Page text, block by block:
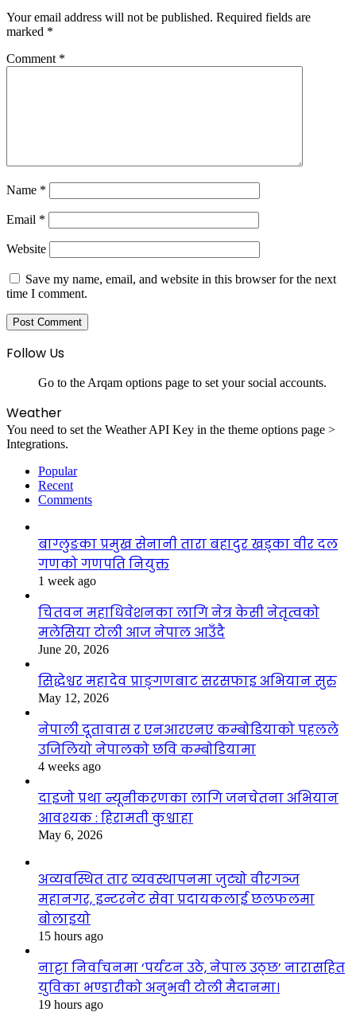
Your email address will not be published. Required fields are
marked *
Comment *
Name *
Email *
Website
Save my name, email, and website in this browser for the next
time I comment.
Follow Us
Go to the Arqam options page to set your social accounts.
Weather
You need to set the Weather API Key in the theme options page >
Integrations.
Popular
Recent
Comments
बाग्लुङका प्रमुख सेनानी तारा बहादुर खड्का वीर दल
गणको गणपति नियुक्त
1 week ago
चितवन महाधिवेशनका लागि नेत्र केसी नेतृत्वको
मलेसिया टोली आज नेपाल आउँदै
June 20, 2026
सिद्धेश्वर महादेव प्राङ्गणबाट सरसफाइ अभियान सुरु
May 12, 2026
नेपाली दूतावास र एनआरएनए कम्बोडियाको पहलले
उजिलियो नेपालको छवि कम्बोडियामा
4 weeks ago
दाइजो प्रथा न्यूनीकरणका लागि जनचेतना अभियान
आवश्यक : हिरामती कुश्वाहा
May 6, 2026
अव्यवस्थित तार व्यवस्थापनमा जुट्यो वीरगञ्ज
महानगर, इन्टरनेट सेवा प्रदायकलाई छलफलमा
बोलाइयो
15 hours ago
नाट्टा निर्वाचनमा ‘पर्यटन उठे, नेपाल उठ्छ’ नारासहित
युविका भण्डारीको अनुभवी टोली मैदानमा।
19 hours ago